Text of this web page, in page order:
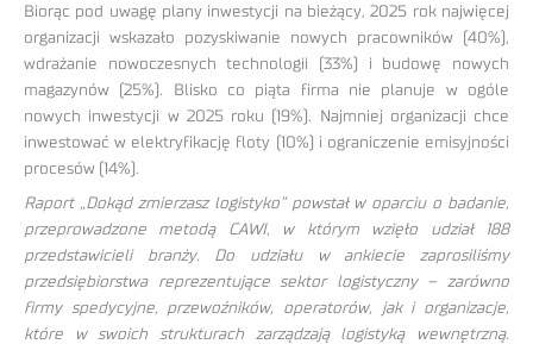
Biorąc pod uwagę plany inwestycji na bieżący, 2025 rok najwięcej
organizacji wskazało pozyskiwanie nowych pracowników (40%),
wdrażanie nowoczesnych technologii (33%) i budowę nowych
magazynów (25%). Blisko co piąta firma nie planuje w ogóle
nowych inwestycji w 2025 roku (19%). Najmniej organizacji chce
inwestować w elektryfikację floty (10%) i ograniczenie emisyjności
procesów (14%).
Raport „Dokąd zmierzasz logistyko” powstał w oparciu o badanie,
przeprowadzone metodą CAWI, w którym wzięło udział 188
przedstawicieli branży. Do udziału w ankiecie zaprosiliśmy
przedsiębiorstwa reprezentujące sektor logistyczny – zarówno
firmy spedycyjne, przewoźników, operatorów, jak i organizacje,
które w swoich strukturach zarządzają logistyką wewnętrzną.